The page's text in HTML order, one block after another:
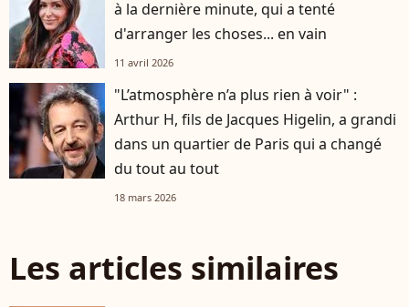
à la dernière minute, qui a tenté
d'arranger les choses... en vain
11 avril 2026
"L’atmosphère n’a plus rien à voir" :
Arthur H, fils de Jacques Higelin, a grandi
dans un quartier de Paris qui a changé
du tout au tout
18 mars 2026
Les articles similaires